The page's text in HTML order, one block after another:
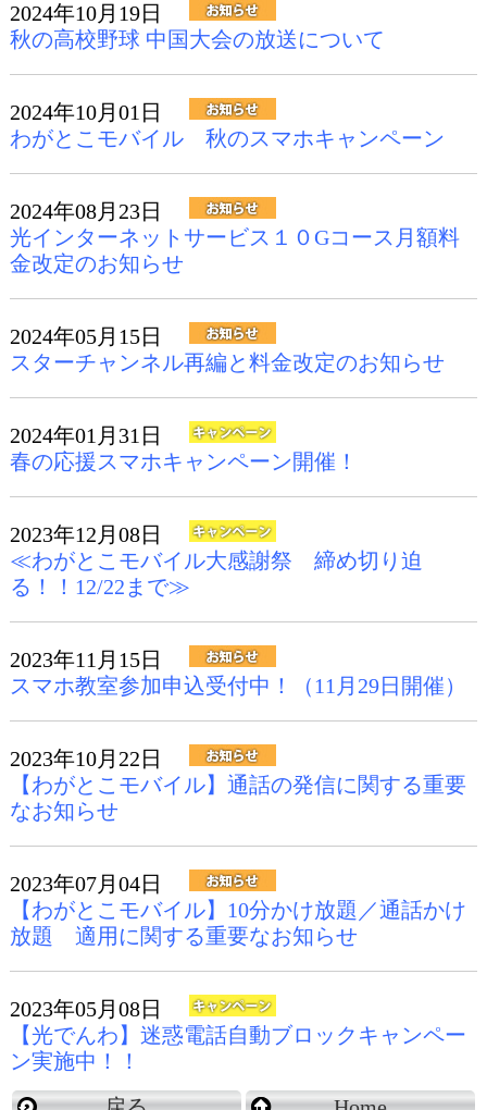
2024年10月19日
秋の高校野球 中国大会の放送について
2024年10月01日
わがとこモバイル 秋のスマホキャンペーン
2024年08月23日
光インターネットサービス１０Gコース月額料
金改定のお知らせ
2024年05月15日
スターチャンネル再編と料金改定のお知らせ
2024年01月31日
春の応援スマホキャンペーン開催！
2023年12月08日
≪わがとこモバイル大感謝祭 締め切り迫
る！！12/22まで≫
2023年11月15日
スマホ教室参加申込受付中！（11月29日開催）
2023年10月22日
【わがとこモバイル】通話の発信に関する重要
なお知らせ
2023年07月04日
【わがとこモバイル】10分かけ放題／通話かけ
放題 適用に関する重要なお知らせ
2023年05月08日
【光でんわ】迷惑電話自動ブロックキャンペー
ン実施中！！